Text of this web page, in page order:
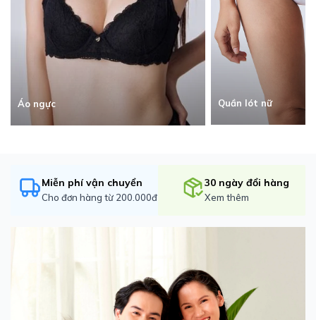
Áo ngực Quần lót nữ
Miễn phí vận chuyển
Cho đơn hàng từ 200.000đ
30 ngày đổi hàng
Xem thêm